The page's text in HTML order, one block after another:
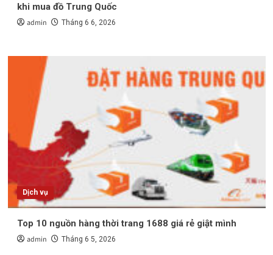
khi mua đồ Trung Quốc
admin Tháng 6 6, 2026
Dịch vụ
Top 10 nguồn hàng thời trang 1688 giá rẻ giật mình
admin Tháng 6 5, 2026